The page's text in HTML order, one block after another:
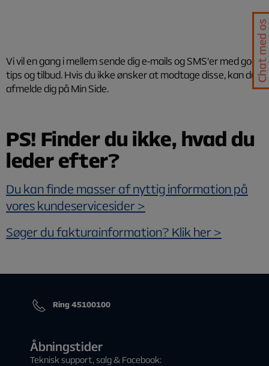
Vi vil en gang i mellem sende dig e-mails og SMS’er med gode
tips og tilbud. Hvis du ikke ønsker at modtage disse, kan du
afmelde dig på Min Side.
PS! Finder du ikke, hvad du
leder efter?
Du kan finde masser af nyttig information på
vores kundeservicesider >
Søger du fakturainformation? Klik her >
Ring 45100100
Åbningstider
Teknisk support, salg & Facebook:
Chat med os